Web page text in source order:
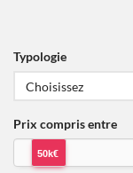
Typologie
Prix compris entre
50k€